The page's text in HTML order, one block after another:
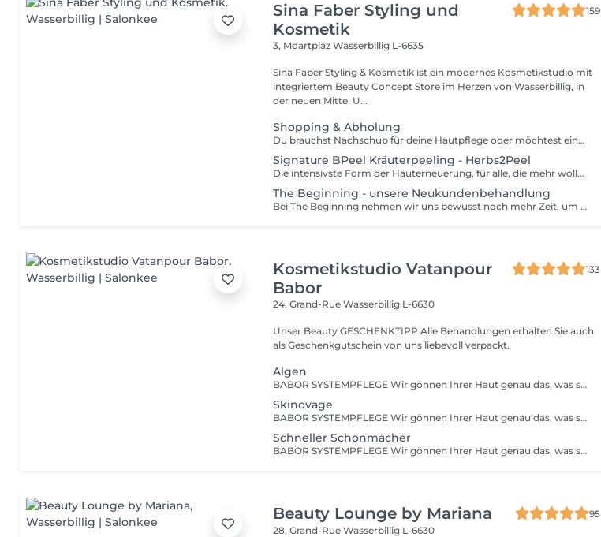
Sina Faber Styling und
Kosmetik
159
3, MoartplazWasserbillig L-6635
Sina Faber Styling & Kosmetik ist ein modernes Kosmetikstudio mit
integriertem Beauty Concept Store im Herzen von Wasserbillig, in
der neuen Mitte. U...
Shopping & Abholung
Du brauchst Nachschub für deine Hautpflege oder möchtest einen Gutschein abholen? Dann ist dieser kurze Termin genau das Richtige für dich. Hier kannst du unkompliziert deine Produkte oder Gutscheine bei uns im Studio abholen ganz ohne Wartezeit und in entspannter Atmosphäre. Wichtig: Bitte beachte, dass es sich hierbei um einen reinen Abhol- oder Shopping-Termin handelt. Eine individuelle Hautanalyse oder Pflegeberatung ist aus Zeitgründen nicht möglich. Wir freuen uns auf dich!
Signature BPeel Kräuterpeeling - Herbs2Peel
Die intensivste Form der Hauterneuerung, für alle, die mehr wollen als nur einen Frische-Kick. Das Signature BPeel basiert auf der innovativen herbs2peel Methode und kombiniert natürliches Kräuterpeeling mit gezielter, individueller Wirkstoffbehandlung und Entspannungselementen. Feinste Kräuterpartikel werden in die Haut eingearbeitet und erzeugen eine gezielte Mikroirritation. Genau hier beginnt der Effekt: - die Durchblutung wird angeregt - der Stoffwechsel aktiviert - die Zellerneuerung stimuliert Gleichzeitig werden abgestorbene Hautzellen gelöst, während aktive Wirkstoffe tief in die Haut eingeschleust werden. Das Besondere: Es kommt nicht zu einem klassischen Schälprozess, sondern zu einer intensiven Regeneration mit sichtbarem Ergebnis. Du spürst den typischen Nervenkitzel während der Behandlung, ein Zeichen dafür, dass deine Haut arbeitet und auf Hochtouren regeneriert. Das Ergebnis: - klarere, ebenmäßigere Haut - feinere Poren - mehr Spannkraft und Elastizität - sichtbar mehr Glow - ein entspanntes Nervensystem Indikationen: - unreine Haut / Akne / verstopfte Poren - großporiges Hautbild - feuchtigkeitsarme Haut - erste Fältchen / Elastizitätsverlust - Hyperpigmentierung - fahle, gestresste Haut - Haut, die langfristig verbessert werden soll Kontraindikationen: - bekannte Allergien gegen Kräuter/Pflanzenstoffe - akute Hauterkrankungen oder Entzündungen - entzündliche Rosazea - offene Hautstellen / Wunden - stark gereizte Haut
The Beginning - unsere Neukundenbehandlung
Bei The Beginning nehmen wir uns bewusst noch mehr Zeit, um deine Haut ganzheitlich zu analysieren und zu verstehen. Dafür kombinieren wir eine ausführliche Anamnese mit einer modernen digitalen Hautanalyse: Mithilfe eines speziellen Gerätes können wir nicht nur die Oberfläche betrachten, sondern auch tiefere Hautschichten sichtbar machen und mögliche zukünftige Hautveränderungen frühzeitig erkennen. Beratung und Analyse stehen hier im Fokus: Gemeinsam erstellen wir nicht nur einen individuellen Behandlungsplan für die kommenden Wochen und Monate, sondern entwickeln auch einen auf deine Haut abgestimmten Heimpflegeplan. Denn echte Hautveränderungen entstehen nur dann, wenn Behandlung und Heimpflege perfekt zusammenspielen. Nur wer zu Hause konsequent mitarbeitet, wird das volle Potenzial seiner Haut entfalten können und genau dafür geben wir dir ganz viele personalisierte & wertvolle Tipps an die Hand. Natürlich gehört zu deinem ersten Termin auch eine entspannte, individuell auf deine Hautbedürfnisse angepasste wirkstoffbasierte Behandlung. Je nach Hautbild integrieren wir erste Reinigungs- und Pflegeschritte, sanfte Peelings und hochaktive Wirkstoffe. Als kleines Willkommensgeschenk erhältst du bei deinem ersten Termin eine hochwertige Kennenlerngröße eines für dich ausgewählten Produkt. Erlebe The Beginning als den ersten Schritt zu einer Haut, die nicht nur gepflegt aussieht, sondern langfristig gesünder, widerstandsfähiger und strahlender wird.
Kosmetikstudio Vatanpour
Babor
133
24, Grand-RueWasserbillig L-6630
Unser Beauty GESCHENKTIPP Alle Behandlungen erhalten Sie auch
als Geschenkgutschein von uns liebevoll verpackt.
Algen
BABOR SYSTEMPFLEGE Wir gönnen Ihrer Haut genau das, was sie braucht und verwöhnen sie mit einer tiefenwirksamen Reinigung und Vorbereitungsmaske, einem hoch-dosierten Fluid, einer stimulierenden Massage sowie einer wirkstoffintensiven Pflegemaske. Und all das natürlich abgestimmt auf Ihr persönliches Hautbedürfnis.
Skinovage
BABOR SYSTEMPFLEGE Wir gönnen Ihrer Haut genau das, was sie braucht und verwöhnen sie mit einer tiefenwirksamen Reinigung und Vorbereitungsmaske, einem hoch-dosierten Fluid, einer stimulierenden Massage sowie einer wirkstoffintensiven Pflegemaske. Und all das natürlich abgestimmt auf Ihr persönliches Hautbedürfnis.
Schneller Schönmacher
BABOR SYSTEMPFLEGE Wir gönnen Ihrer Haut genau das, was sie braucht und verwöhnen sie mit einer tiefenwirksamen Reinigung und Vorbereitungsmaske, einem hoch-dosierten Fluid, einer stimulierenden Massage sowie einer wirkstoffintensiven Pflegemaske. Und all das natürlich abgestimmt auf Ihr persönliches Hautbedürfnis.
Beauty Lounge by Mariana
95
28, Grand-RueWasserbillig L-6630